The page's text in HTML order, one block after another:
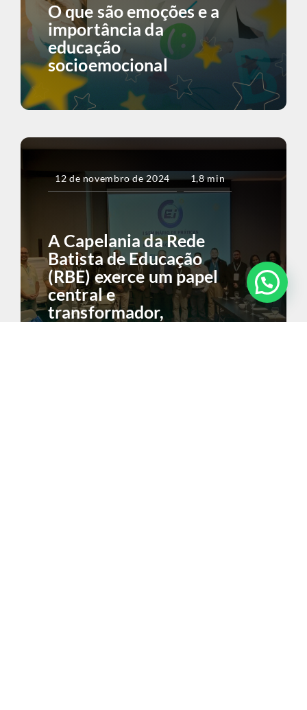
O que são emoções e a
importância da
educação
socioemocional
12 de novembro de 2024 1,8 min
A Capelania da Rede
Batista de Educação
(RBE) exerce um papel
central e
transformador,